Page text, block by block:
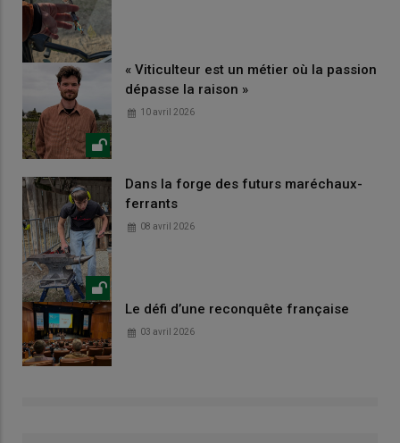
« Viticulteur est un métier où la passion
dépasse la raison »
10 avril 2026
Dans la forge des futurs maréchaux-
ferrants
08 avril 2026
Le défi d’une reconquête française
03 avril 2026